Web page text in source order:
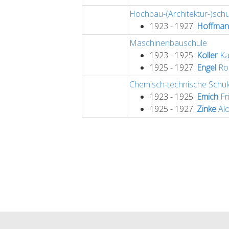
Hochbau-(Architektur-
1923 - 1927:
Maschinenbauschule
1923 - 1925: Koller
1925 - 1927: Engel
Chemisch-technische
1923 - 1925: Emich
1925 - 1927: Zinke